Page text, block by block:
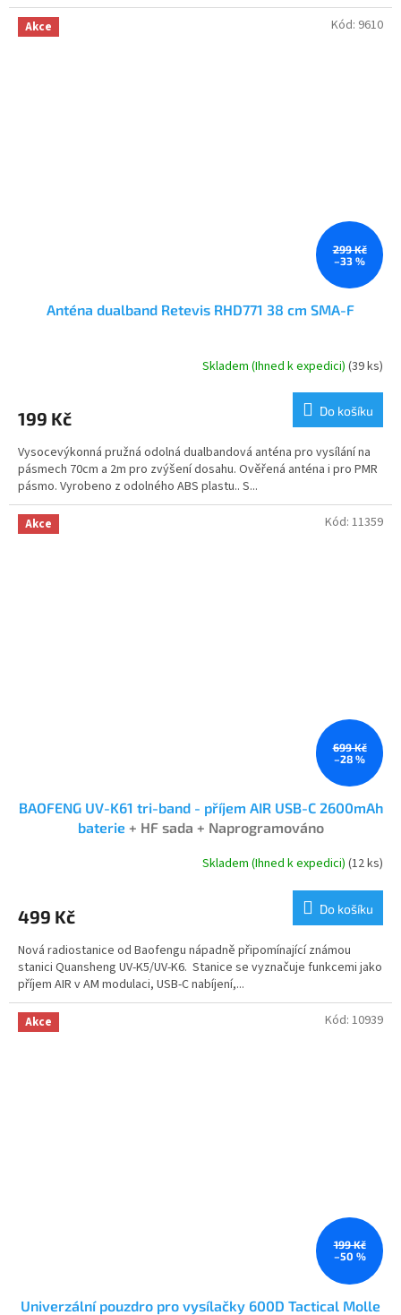
Akce
299 Kč
–33 %
Anténa dualband Retevis RHD771 38 cm SMA-F
je
z
5
hvězdiček.
Skladem (Ihned k expedici)(39 ks)
199 Kč Do košíku
Vysocevýkonná pružná odolná dualbandová anténa pro vysílání na
pásmech 70cm a 2m pro zvýšení dosahu. Ověřená anténa i pro PMR
pásmo. Vyrobeno z odolného ABS plastu.. S...
Kód: 9610
Akce
699 Kč
–28 %
BAOFENG UV-K61 tri-band - příjem AIR USB-C 2600mAh
baterie + HF sada + Naprogramováno
je
z
5
hvězdiček.
Skladem (Ihned k expedici)(12 ks)
499 Kč Do košíku
Nová radiostanice od Baofengu nápadně připomínající známou
stanici Quansheng UV-K5/UV-K6. Stanice se vyznačuje funkcemi jako
příjem AIR v AM modulaci, USB-C nabíjení,...
Kód: 11359
Akce
199 Kč
–50 %
Univerzální pouzdro pro vysílačky 600D Tactical Molle
Kód: 10939